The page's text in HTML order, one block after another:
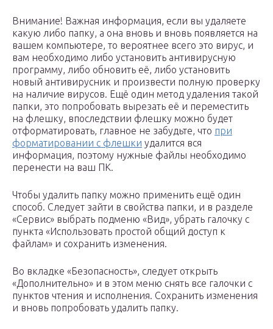
Внимание! Важная информация, если вы удаляете
какую либо папку, а она вновь и вновь появляется на
вашем компьютере, то вероятнее всего это вирус, и
вам необходимо либо установить антивирусную
программу, либо обновить её, либо установить
новый антивирусник и произвести полную проверку
на наличие вирусов. Ещё один метод удаления такой
папки, это попробовать вырезать её и переместить
на флешку, впоследствии флешку можно будет
отформатировать, главное не забудьте, что при
форматировании с флешки удалится вся
информация, поэтому нужные файлы необходимо
перенести на ваш ПК.
Чтобы удалить папку можно применить ещё один
способ. Следует зайти в свойства папки, и в разделе
«Сервис» выбрать подменю «Вид», убрать галочку с
пункта «Использовать простой общий доступ к
файлам» и сохранить изменения.
Во вкладке «Безопасность», следует открыть
«Дополнительно» и в этом меню снять все галочки с
пунктов чтения и исполнения. Сохранить изменения
и вновь попробовать удалить папку.